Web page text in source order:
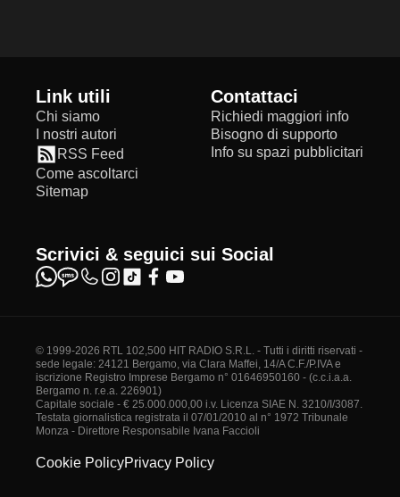
Link utili
Chi siamo
I nostri autori
RSS Feed
Come ascoltarci
Sitemap
Contattaci
Richiedi maggiori info
Bisogno di supporto
Info su spazi pubblicitari
Scrivici & seguici sui Social
© 1999-2026 RTL 102,500 HIT RADIO S.R.L. - Tutti i diritti riservati -
sede legale: 24121 Bergamo, via Clara Maffei, 14/A C.F./P.IVA e
iscrizione Registro Imprese Bergamo n° 01646950160 - (c.c.i.a.a.
Bergamo n. r.e.a. 226901)
Capitale sociale - € 25.000.000,00 i.v. Licenza SIAE N. 3210/I/3087.
Testata giornalistica registrata il 07/01/2010 al n° 1972 Tribunale
Monza - Direttore Responsabile Ivana Faccioli
Cookie PolicyPrivacy Policy